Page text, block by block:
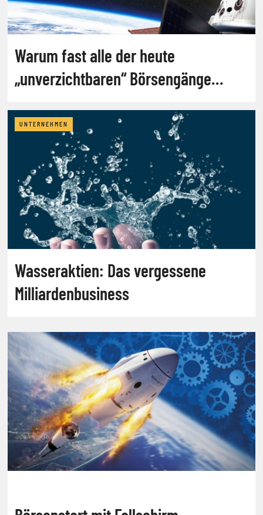
Warum fast alle der heute
„unverzichtbaren“ Börsengänge
UNTERNEHMEN
Wasseraktien: Das vergessene
Milliardenbusiness